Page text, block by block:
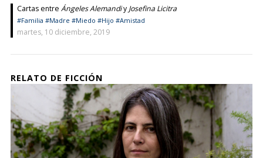
Cartas entre Ángeles Alemandiy Josefina Licitra
#Familia #Madre #Miedo #Hijo #Amistad
martes, 10 diciembre, 2019
RELATO DE FICCIÓN